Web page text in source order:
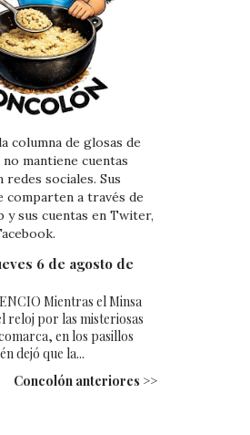
columna de glosas de
no mantiene cuentas
redes sociales. Sus
comparten a través de
y sus cuentas en Twiter,
6 de agosto de
Mientras el Minsa
reloj por las misteriosas
en los pasillos
dejó que la...
Concolón anteriores >>